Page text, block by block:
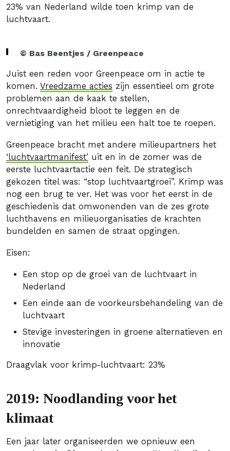
23% van Nederland wilde toen krimp van de
luchtvaart.
© Bas Beentjes / Greenpeace
Juist een reden voor Greenpeace om in actie te
komen. Vreedzame acties zijn essentieel om grote
problemen aan de kaak te stellen,
onrechtvaardigheid bloot te leggen en de
vernietiging van het milieu een halt toe te roepen.
Greenpeace bracht met andere milieupartners het
‘luchtvaartmanifest’ uit en in de zomer was de
eerste luchtvaartactie een feit. De strategisch
gekozen titel was: “stop luchtvaartgroei”. Krimp was
nog een brug te ver. Het was voor het eerst in de
geschiedenis dat omwonenden van de zes grote
luchthavens en milieuorganisaties de krachten
bundelden en samen de straat opgingen.
Eisen:
Een stop op de groei van de luchtvaart in
Nederland
Een einde aan de voorkeursbehandeling van de
luchtvaart
Stevige investeringen in groene alternatieven en
innovatie
Draagvlak voor krimp-luchtvaart: 23%
2019: Noodlanding voor het
klimaat
Een jaar later organiseerden we opnieuw een